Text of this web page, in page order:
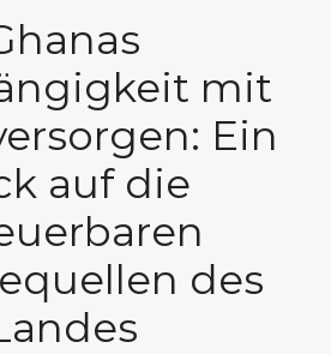
mit
Ein
auf die
des